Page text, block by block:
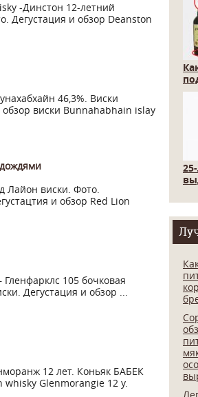
-Динстон 12-летний
Дегустация и обзор Deanston
46,3%. Виски
виски Bunnahabhain islay
Лайон виски. Фото.
и обзор Red Lion
105 бочковая
Дегустация и обзор ...
12 лет. Коньяк БАБЕК
whisky Glenmorangie 12 y.